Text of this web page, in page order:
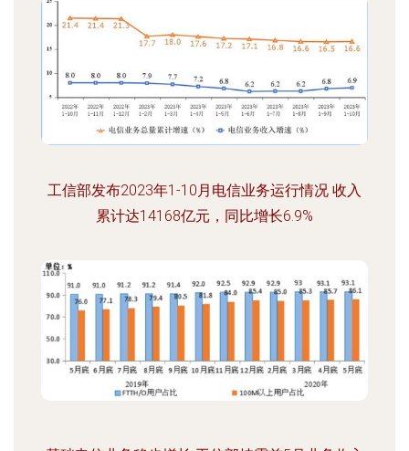
工信部发布2023年1-10月电信业务运行情况 收入
累计达14168亿元，同比增长6.9%